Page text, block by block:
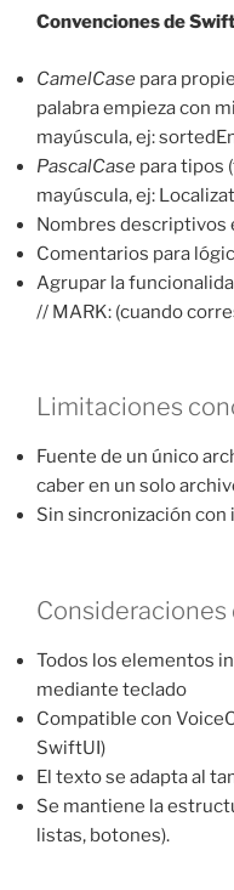
Convenciones de
CamelCase para
palabra empieza con
mayúscula, ej:
PascalCase para tipos
mayúscula, ej:
Nombres descriptivos
Comentarios para
Agrupar la
// MARK: (cuando
Limitaciones
Fuente de un único
caber en un solo
Sin sincronización con
Todos los elementos
mediante teclado
Compatible con
SwiftUI)
El texto se adapta al
Se mantiene la
listas, botones).